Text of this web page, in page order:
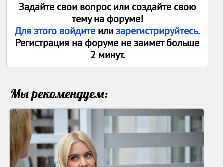
Задайте свои вопрос или создайте свою
тему на форуме!
Для этого войдите илизарегистрируйтесь.
Регистрация на форуме не заимет больше
2 минут.
Мы рекомендуем: